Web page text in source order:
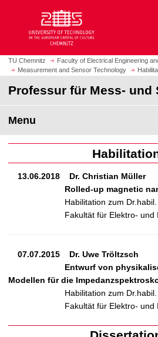
m
c
h
o
e
a
g
TU Chemnitz
Faculty of Electrical Engineering
Measurement and Sensor Technology
Professur für Mess- und
Menu
13.06.2018
Dr. Christian Müller
Rolled-up magnetic
Habilitation zum Dr.habil.
Fakultät für Elektro- und
07.07.2015
Dr. Uwe Tröltzsch
Entwurf von
Modellen für die
Habilitation zum Dr.habil.
Fakultät für Elektro- und